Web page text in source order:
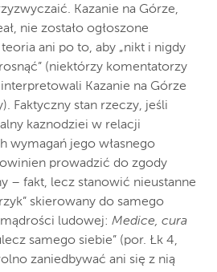
Kazanie na Górze,
nie zostało ogłoszone
ani po to, aby „nikt i nigdy
(niektórzy komentatorzy
Kazanie na Górze
Faktyczny stan rzeczy, jeśli
kaznodziei w relacji
wymagań jego własnego
prowadzić do zgody
– fakt, lecz stanowić nieustanne
skierowany do samego
ludowej: Medice, cura
samego siebie” (por. Łk 4,
zaniedbywać ani się z nią